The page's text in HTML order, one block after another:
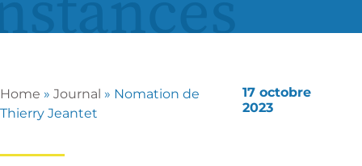
Home » Journal » Nomation de
Thierry Jeantet
17 octobre
2023